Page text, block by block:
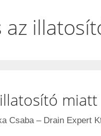
az
miatt
Csaba – Drain Expert